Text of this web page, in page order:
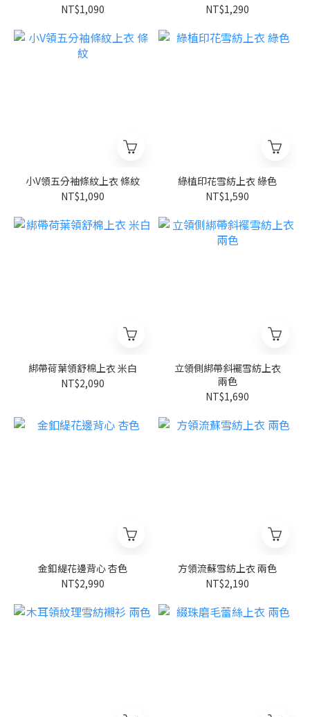
NT$1,090
NT$1,290
小V領五分袖條紋上衣 條紋
NT$1,090
綠植印花雪紡上衣 綠色
NT$1,590
綁帶荷葉領舒棉上衣 米白
NT$2,090
立領側綁帶斜襬雪紡上衣
兩色
NT$1,690
金釦緹花邊背心 杏色
NT$2,990
方領流蘇雪紡上衣 兩色
NT$2,190